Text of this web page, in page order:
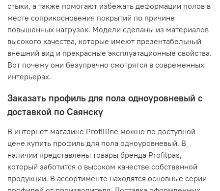
стыки, а также помогают избежать деформации полов в
месте соприкосновения покрытий по причине
повышенных нагрузок. Модели сделаны из материалов
высокого качества, которые имеют презентабельный
внешний вид и прекрасные эксплуатационные свойства.
Вот почему они безупречно смотрятся в современных
интерьерах.
Заказать профиль для пола одноуровневый с
доставкой по Саянску
В интернет-магазине Profilline можно по доступной
цене купить профиль для пола одноуровневый. В
наличии представлены товары бренда Profilpas,
который заботится о высоком качестве собственной
продукции. В ассортименте находятся основные серии